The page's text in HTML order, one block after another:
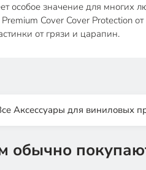
особое значение для многих
Cover Cover Protection
от грязи и царапин.
Аксессуары для виниловых
обычно